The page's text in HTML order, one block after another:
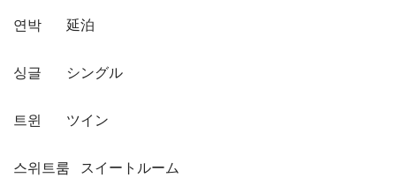
연박 延泊
싱글 シングル
트윈 ツイン
스위트룸 スイートルーム